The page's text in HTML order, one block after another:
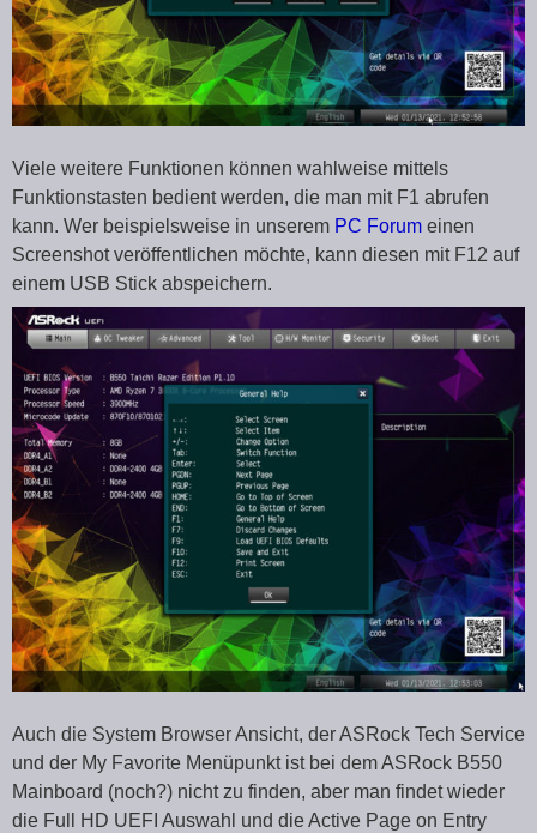
Viele weitere Funktionen können wahlweise mittels
Funktionstasten bedient werden, die man mit F1 abrufen
kann. Wer beispielsweise in unserem PC Forum einen
Screenshot veröffentlichen möchte, kann diesen mit F12 auf
einem USB Stick abspeichern.
Auch die System Browser Ansicht, der ASRock Tech Service
und der My Favorite Menüpunkt ist bei dem ASRock B550
Mainboard (noch?) nicht zu finden, aber man findet wieder
die Full HD UEFI Auswahl und die Active Page on Entry